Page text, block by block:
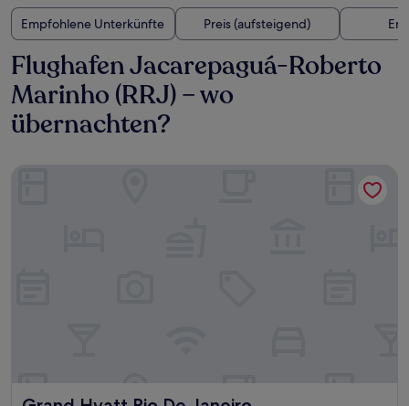
Empfohlene Unterkünfte Preis (aufsteigend)
Flughafen Jacarepaguá-Roberto
Marinho (RRJ) – wo
übernachten?